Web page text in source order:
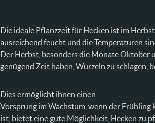
Die ideale Pflanzzeit für Hecken ist im
ausreichend feucht und die Temperaturen
Der Herbst, besonders die Monate Oktober
genügend Zeit haben, Wurzeln zu schlagen,
Dies ermöglicht ihnen einen
Vorsprung im Wachstum, wenn der Frühling
ist, bietet eine gute Möglichkeit, Hecken zu